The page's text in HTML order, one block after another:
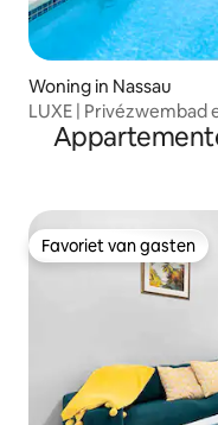
Woning in Nassau
LUXE | Privézwembad
Favoriet van gasten
Favoriet van gasten